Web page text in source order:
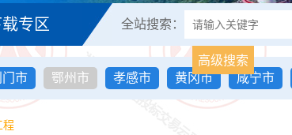
专区 全站搜索：
高级搜索
门市 鄂州市 孝感市 黄冈市 咸宁市
程